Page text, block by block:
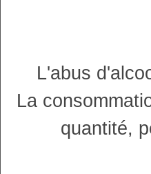
L'abus
La
quantité,